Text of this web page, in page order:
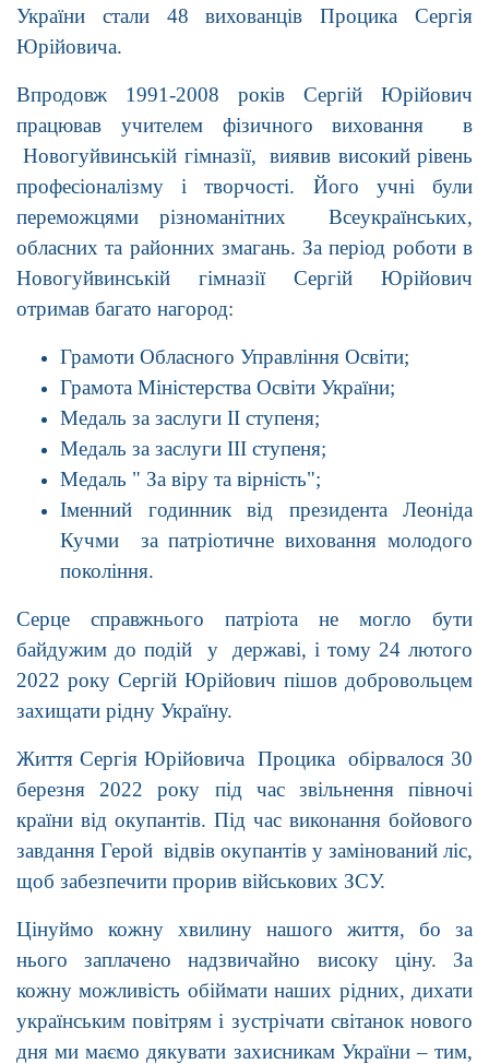
України стали 48 вихованців Процика Сергія
Юрійовича.
Впродовж 1991-2008 років Сергій Юрійович
працював учителем фізичного виховання в
Новогуйвинській гімназії, виявив високий рівень
професіоналізму і творчості. Його учні були
переможцями різноманітних Всеукраїнських,
обласних та районних змагань. За період роботи в
Новогуйвинській гімназії Сергій Юрійович
отримав багато нагород:
Грамоти Обласного Управління Освіти;
Грамота Міністерства Освіти України;
Медаль за заслуги ІІ ступеня;
Медаль за заслуги ІІІ ступеня;
Медаль " За віру та вірність";
Іменний годинник від президента Леоніда
Кучми за патріотичне виховання молодого
покоління.
Серце справжнього патріота не могло бути
байдужим до подій у державі, і тому 24 лютого
2022 року Сергій Юрійович пішов добровольцем
захищати рідну Україну.
Життя Сергія Юрійовича Процика обірвалося 30
березня 2022 року під час звільнення півночі
країни від окупантів. Під час виконання бойового
завдання Герой відвів окупантів у замінований ліс,
щоб забезпечити прорив військових ЗСУ.
Цінуймо кожну хвилину нашого життя, бо за
нього заплачено надзвичайно високу ціну. За
кожну можливість обіймати наших рідних, дихати
українським повітрям і зустрічати світанок нового
дня ми маємо дякувати захисникам України – тим,